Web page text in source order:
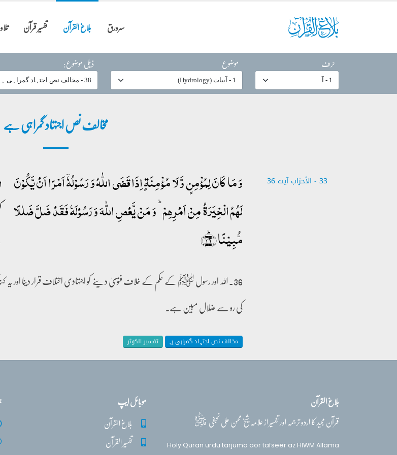
سرورق بلاغ القرآن تفسیر قرآن
حرف
موضوع ذیلی موضوع:
مخالف نص اجتہاد گمراہی ہے
33 - ‎الأحزاب‎ آیت 36
وَ مَا کَانَ لِمُؤۡمِنٍ وَّ لَا مُؤۡمِنَۃٍ اِذَا قَضَی اللّٰہُ وَ رَسُوۡلُہٗۤ اَمۡرًا اَنۡ یَّکُوۡنَ
لَہُمُ الۡخِیَرَۃُ مِنۡ اَمۡرِہِمۡ ؕ وَ مَنۡ یَّعۡصِ اللّٰہَ وَ رَسُوۡلَہٗ فَقَدۡ ضَلَّ ضَلٰلًا
مُّبِیۡنًا ﴿ؕ۳۶﴾
36۔ اللہ اور رسول ﷺ کے حکم کے خلاف فتویٰ دینے کو اجتہادی اختلاف قرار دینا اور
کی رو سے ضلال مبین ہے۔
مخالف نص اجتہاد گمراہی ہے تفسیر الکوثر
بلاغ القرآن
قرآن مجید کا اردو ترجمہ اور تفسیر از علامہ شیخ محسن علی نجفیقدس‌سره
Holy Quran urdu tarjuma aor tafseer az HIWM Allama
موبائل ایپ
بلاغ القرآن
تفسیر القرآن